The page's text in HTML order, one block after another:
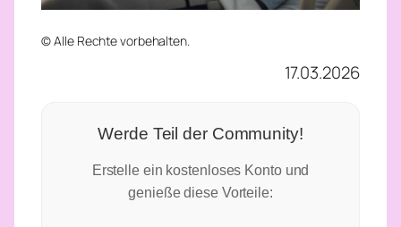
© Alle Rechte vorbehalten.
17.03.2026
Werde Teil der Community!
Erstelle ein kostenloses Konto und
genieße diese Vorteile: